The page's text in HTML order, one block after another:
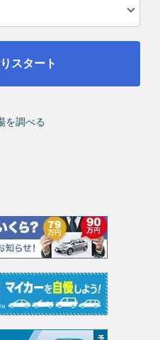
スタート
を調べる